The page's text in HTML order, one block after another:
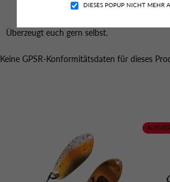
DIESES POPUP NICHT MEHR
Überzeugt euch gern selbst.
Keine GPSR-Konformitätsdaten für dieses